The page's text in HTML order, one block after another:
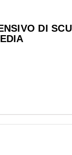
DI